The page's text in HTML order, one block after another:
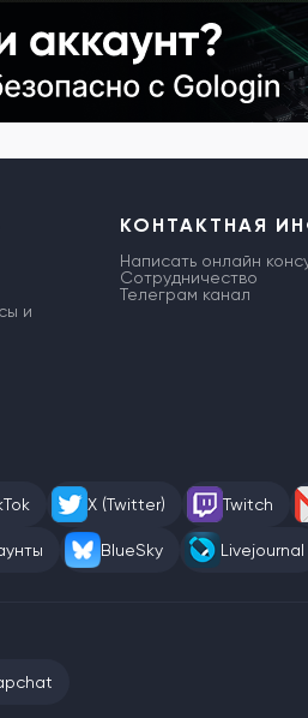
и
КОНТАКТНАЯ
Написать онлайн
Сотрудничество
Телеграм канал
X (Twitter) Twitch
BlueSky Livejournal